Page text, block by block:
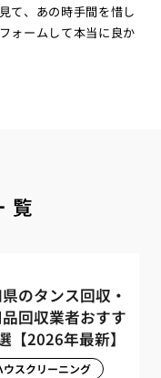
て、あの時手間を惜し
ォームして本当に良か
覧
のタンス回収・
回収業者おすす
【2026年最新】
ウスクリーニング